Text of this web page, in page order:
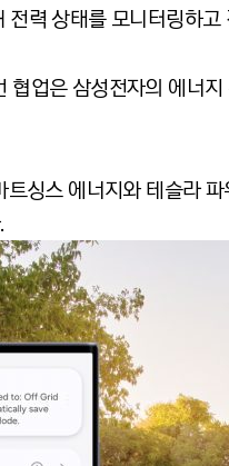
력 상태를 모니터링하
협업은 삼성전자의 에너
싱스 에너지와 테슬라